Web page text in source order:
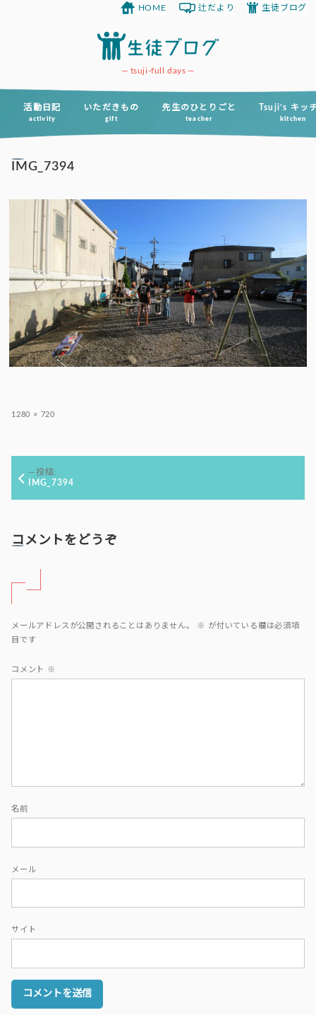
ツ
tsuji-full days
活動日記
activity
いただきもの
gift
先生のひとりごと
teacher
Tsuji’s キッ
kitchen
HOME 辻だより 生徒ブログ
IMG_7394
フ
イ
1280 × 720
ナ
ゲ
ョ
ン
投稿:
IMG_7394
コメントをどうぞ
メールアドレスが公開されることはありません。 ※
が付いている欄は必須項
目です
コメント ※
名前
メール
サイト